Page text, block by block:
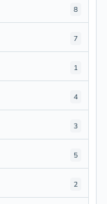
8
7
1
4
3
5
2